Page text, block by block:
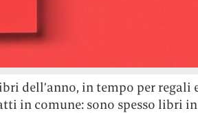
dell’anno, in tempo per regali
in comune: sono spesso libri